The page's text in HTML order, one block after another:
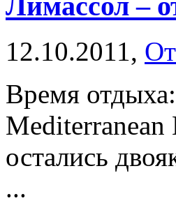
12.10.2011,
Время
остались
...